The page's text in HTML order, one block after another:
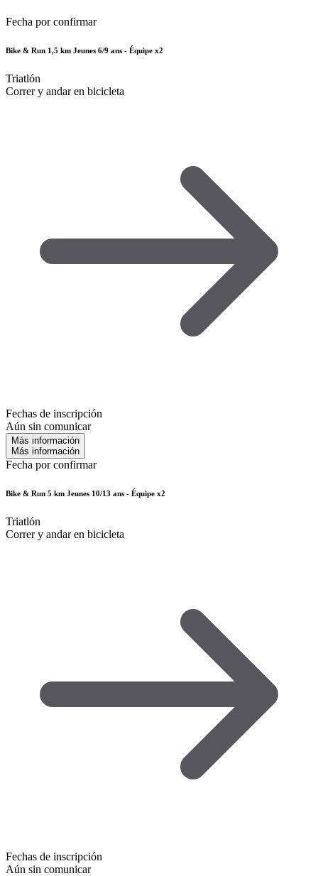
Fecha por confirmar
Bike & Run 1,5 km Jeunes 6/9 ans - Équipe x2
Triatlón
Correr y andar en bicicleta
Fechas de inscripción
Aún sin comunicar
Más información
Más información
Fecha por confirmar
Bike & Run 5 km Jeunes 10/13 ans - Équipe x2
Triatlón
Correr y andar en bicicleta
Fechas de inscripción
Aún sin comunicar